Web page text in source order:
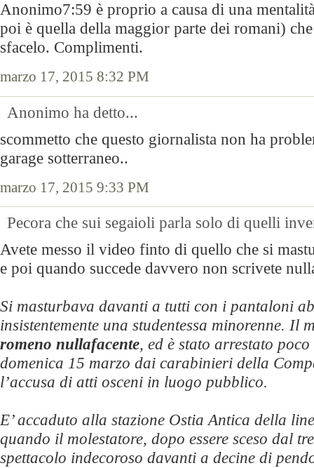
Anonimo7:59 è proprio a causa di una
poi è quella della maggior parte dei romani)
sfacelo. Complimenti.
marzo 17, 2015 8:32 PM
Anonimo ha detto...
scommetto che questo giornalista non ha
garage sotterraneo..
marzo 17, 2015 9:33 PM
Pecora che sui segaioli parla solo di quelli
Avete messo il video finto di quello che si
e poi quando succede davvero non scrivete
Si masturbava davanti a tutti con i pantaloni
insistentemente una studentessa minorenne. Il
romeno nullafacente, ed è stato arrestato
domenica 15 marzo dai carabinieri della
l’accusa di atti osceni in luogo pubblico.
E’ accaduto alla stazione Ostia Antica della
quando il molestatore, dopo essere sceso dal
spettacolo indecoroso davanti a decine di